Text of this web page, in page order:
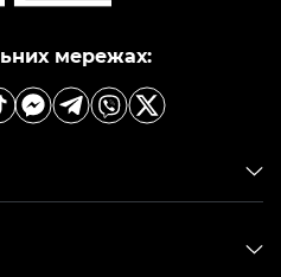
мережах: